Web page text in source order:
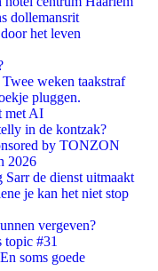
dollemansrit
het leven
weken taakstraf
pluggen.
met AI
in de kontzak?
by TONZON
2026
de dienst uitmaakt
je kan het niet stop
vergeven?
topic #31
soms goede